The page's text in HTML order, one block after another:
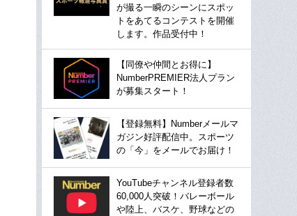
が撮る一瞬のシーンにスポッ
トをあてるコンテストを開催
します。作品受付中！
【同僚や仲間とお得に】
NumberPREMIER法人プラン
が募集スタート！
【登録無料】Numberメールマ
ガジン好評配信中。スポーツ
の「今」をメールでお届け！
YouTubeチャンネル登録者数
60,000人突破！バレーボール
や陸上、バスケ、野球などの